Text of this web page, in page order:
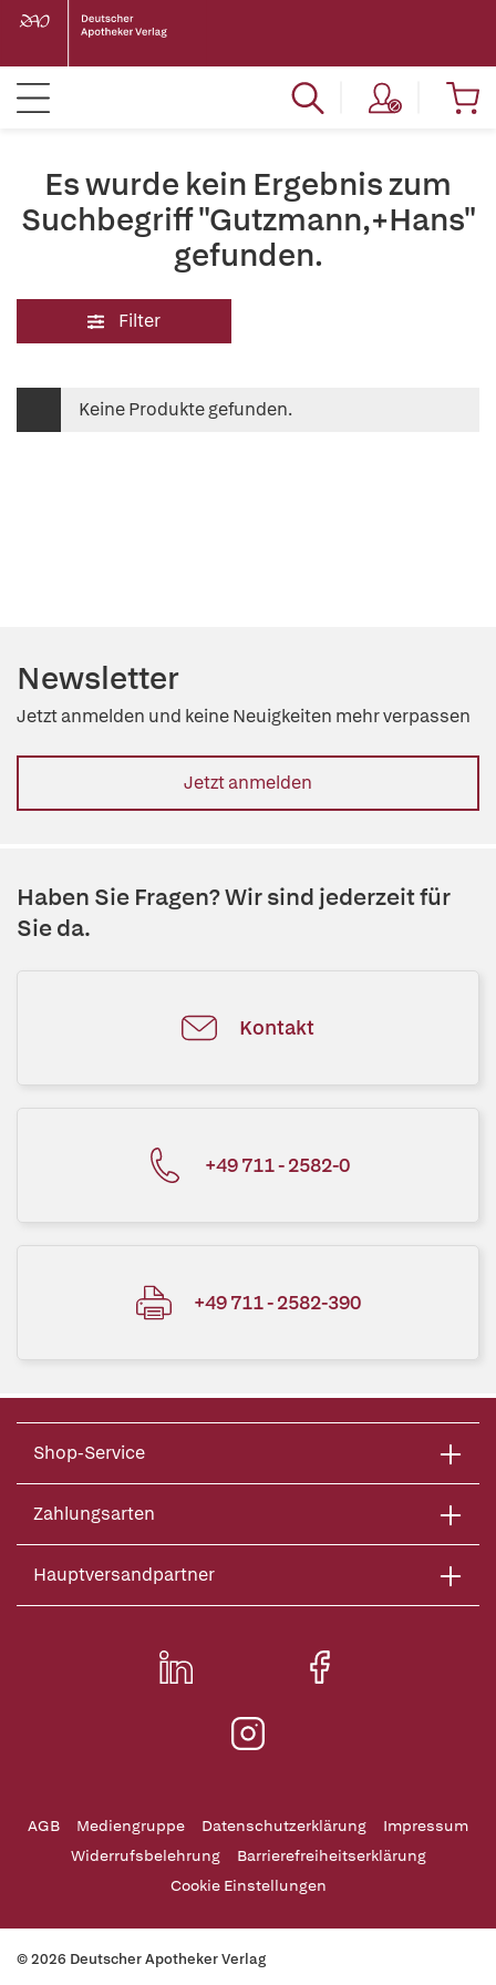
Es wurde kein Ergebnis zum
Suchbegriff "Gutzmann,+Hans"
gefunden.
Filter
Keine Produkte gefunden.
Newsletter
Jetzt anmelden und keine Neuigkeiten mehr verpassen
Jetzt anmelden
Haben Sie Fragen? Wir sind jederzeit für
Sie da.
Kontakt
+49 711 - 2582-0
+49 711 - 2582-390
Shop-Service
Zahlungsarten
Hauptversandpartner
AGB Mediengruppe Datenschutzerklärung
Impressum
Widerrufsbelehrung
Barrierefreiheitserklärung
Cookie Einstellungen
© 2026 Deutscher Apotheker Verlag